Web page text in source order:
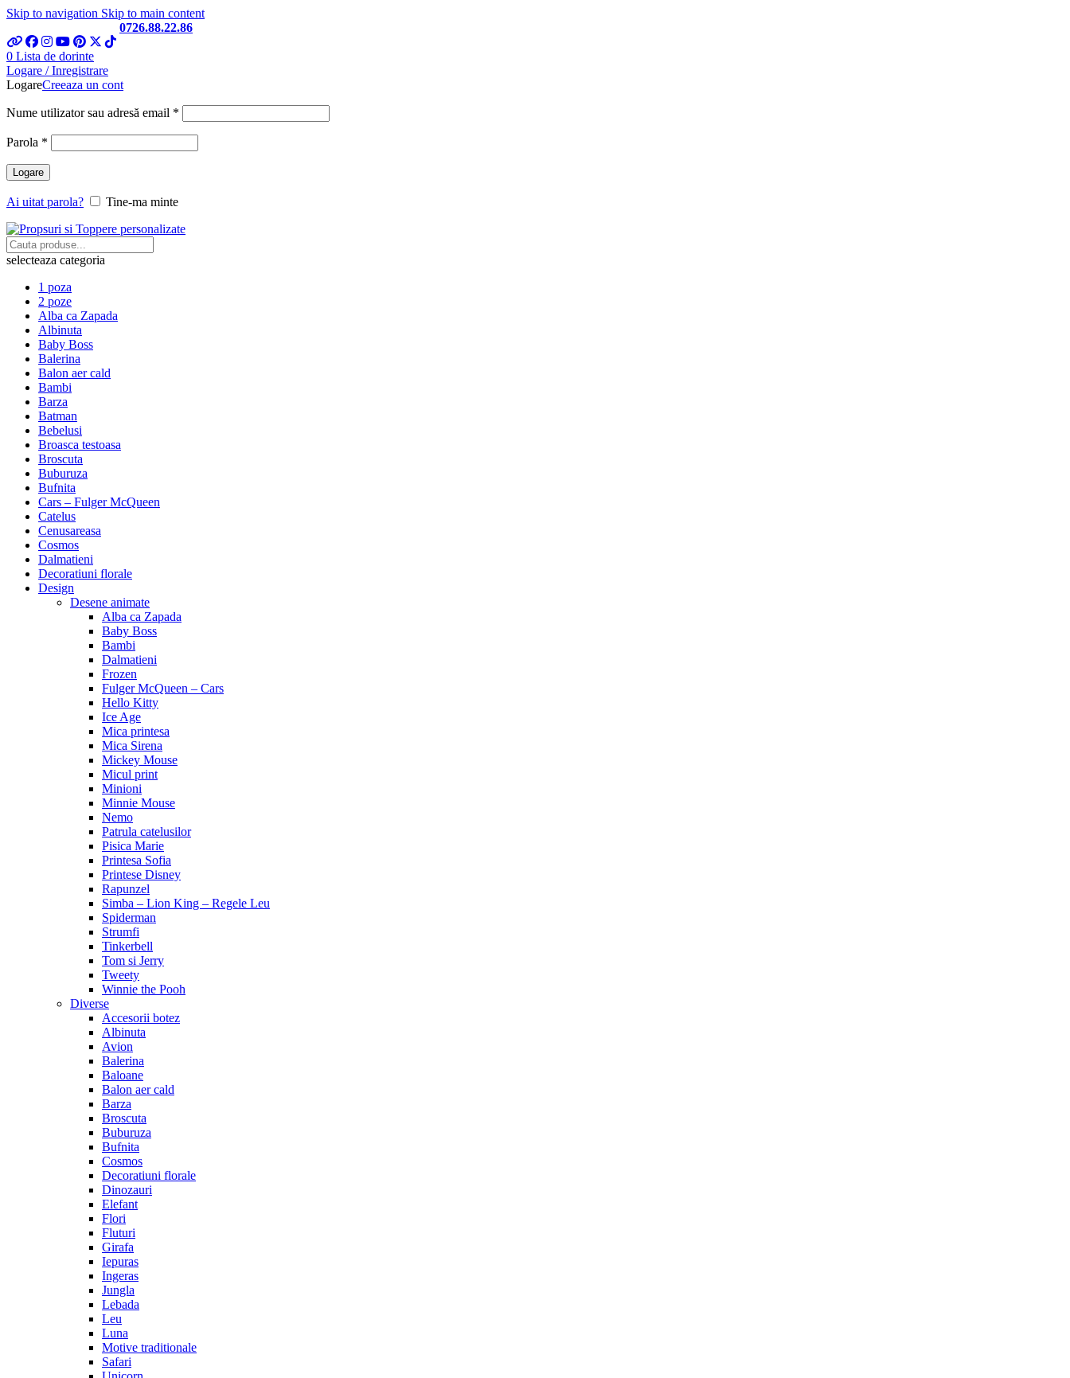
Skip to navigation Skip to main content
0726.88.22.86
0 Lista de dorinte
Logare / Inregistrare
LogareCreeaza un cont
Nume utilizator sau adresă email *
Parola *
Logare
Ai uitat parola? Tine-ma minte
selecteaza categoria
1 poza
2 poze
Alba ca Zapada
Albinuta
Baby Boss
Balerina
Balon aer cald
Bambi
Barza
Batman
Bebelusi
Broasca testoasa
Broscuta
Buburuza
Bufnita
Cars – Fulger McQueen
Catelus
Cenusareasa
Cosmos
Dalmatieni
Decoratiuni florale
Design
Desene animate
Alba ca Zapada
Baby Boss
Bambi
Dalmatieni
Frozen
Fulger McQueen – Cars
Hello Kitty
Ice Age
Mica printesa
Mica Sirena
Mickey Mouse
Micul print
Minioni
Minnie Mouse
Nemo
Patrula catelusilor
Pisica Marie
Printesa Sofia
Printese Disney
Rapunzel
Simba – Lion King – Regele Leu
Spiderman
Strumfi
Tinkerbell
Tom si Jerry
Tweety
Winnie the Pooh
Diverse
Accesorii botez
Albinuta
Avion
Balerina
Baloane
Balon aer cald
Barza
Broscuta
Buburuza
Bufnita
Cosmos
Decoratiuni florale
Dinozauri
Elefant
Flori
Fluturi
Girafa
Iepuras
Ingeras
Jungla
Lebada
Leu
Luna
Motive traditionale
Safari